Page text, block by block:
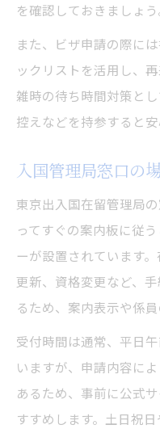
を確認しておきましょう
また、ビザ申請の際に
ックリストを活用し、
雑時の待ち時間対策と
控えなどを持参すると安
入国管理局窓口の
東京出入国在留管理局
ってすぐの案内板に従
ーが設置されています
更新、資格変更など、
るため、案内表示や係
受付時間は通常、平日
いますが、申請内容に
あるため、事前に公式
すすめします。土日祝